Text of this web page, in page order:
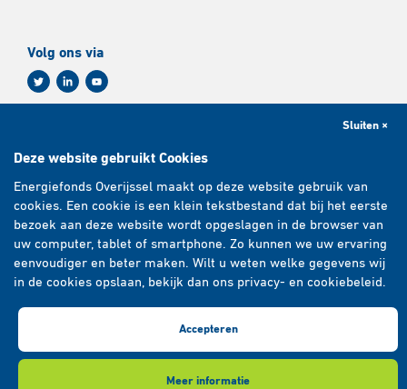
Volg ons via
E-mailadres *
Abonneren
Copyright 2026 © Energiefonds Overijssel
Deze website gebruikt Cookies
Sluiten ×
Energiefonds Overijssel maakt op deze website gebruik van
cookies. Een cookie is een klein tekstbestand dat bij het eerste
bezoek aan deze website wordt opgeslagen in de browser van
uw computer, tablet of smartphone. Zo kunnen we uw ervaring
eenvoudiger en beter maken. Wilt u weten welke gegevens wij
in de cookies opslaan, bekijk dan ons privacy- en cookiebeleid.
Accepteren
Meer informatie